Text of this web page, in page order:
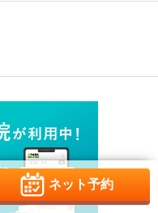
ネット予約